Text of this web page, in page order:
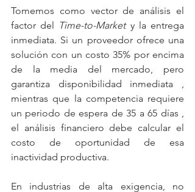
Tomemos como vector de análisis el
factor del Time-to-Market y la entrega
inmediata. Si un proveedor ofrece una
solución con un costo 35% por encima
de la media del mercado, pero
garantiza disponibilidad inmediata ,
mientras que la competencia requiere
un periodo de espera de 35 a 65 días ,
el análisis financiero debe calcular el
costo de oportunidad de esa
inactividad productiva.
En industrias de alta exigencia, no